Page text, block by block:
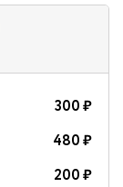
300₽
480₽
200₽